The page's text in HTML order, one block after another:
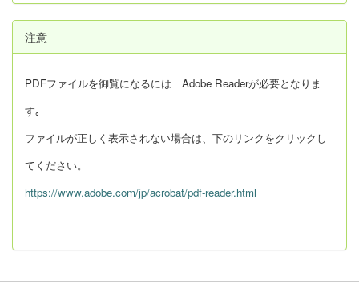
注意
PDFファイルを御覧になるには Adobe Readerが必要となりま
す｡
ファイルが正しく表示されない場合は、下のリンクをクリックし
てください。
https://www.adobe.com/jp/acrobat/pdf-reader.html